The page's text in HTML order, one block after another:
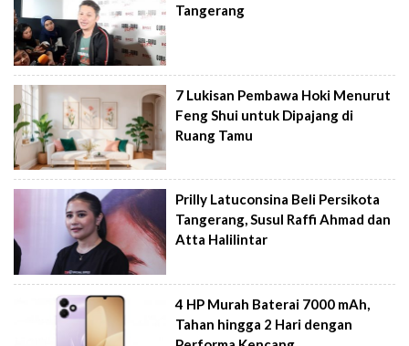
Tangerang
7 Lukisan Pembawa Hoki Menurut
Feng Shui untuk Dipajang di
Ruang Tamu
Prilly Latuconsina Beli Persikota
Tangerang, Susul Raffi Ahmad dan
Atta Halilintar
4 HP Murah Baterai 7000 mAh,
Tahan hingga 2 Hari dengan